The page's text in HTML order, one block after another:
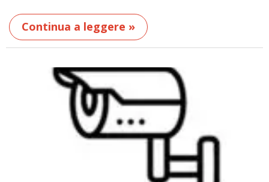
Continua a leggere »